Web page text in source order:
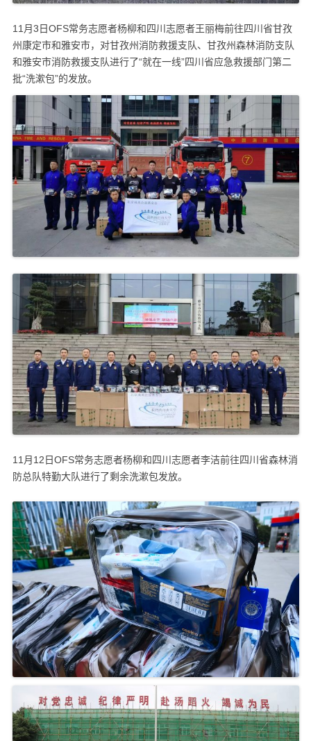
11月3日OFS常务志愿者杨柳和四川志愿者王丽梅前往四川省甘孜
州康定市和雅安市，对甘孜州消防救援支队、甘孜州森林消防支队
和雅安市消防救援支队进行了“就在一线”四川省应急救援部门第二
批“洗漱包”的发放。
11月12日OFS常务志愿者杨柳和四川志愿者李洁前往四川省森林消
防总队特勤大队进行了剩余洗漱包发放。